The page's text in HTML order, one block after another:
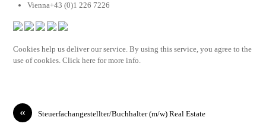
Vienna+43 (0)1 226 7226
Cookies help us deliver our service. By using this service, you agree to the
use of cookies. Click here for more info.
« Steuerfachangestellter/Buchhalter (m/w) Real Estate